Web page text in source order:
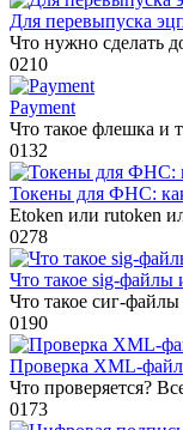
Для перевыпуска
Что нужно сделать
0210
Payment
Что такое флешка и
0132
Токены для ФНС:
Etoken или rutoken
0278
Что такое sig-файлы
Что такое сиг-
0190
Проверка XML-
Что проверяется?
0173